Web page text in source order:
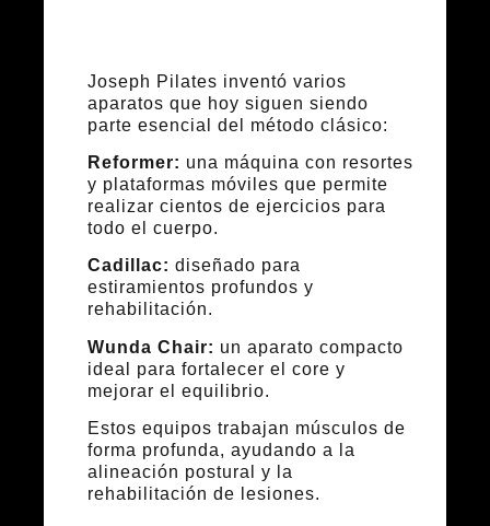
Joseph Pilates inventó varios
aparatos que hoy siguen siendo
parte esencial del método clásico:
Reformer: una máquina con resortes
y plataformas móviles que permite
realizar cientos de ejercicios para
todo el cuerpo.
Cadillac: diseñado para
estiramientos profundos y
rehabilitación.
Wunda Chair: un aparato compacto
ideal para fortalecer el core y
mejorar el equilibrio.
Estos equipos trabajan músculos de
forma profunda, ayudando a la
alineación postural y la
rehabilitación de lesiones.